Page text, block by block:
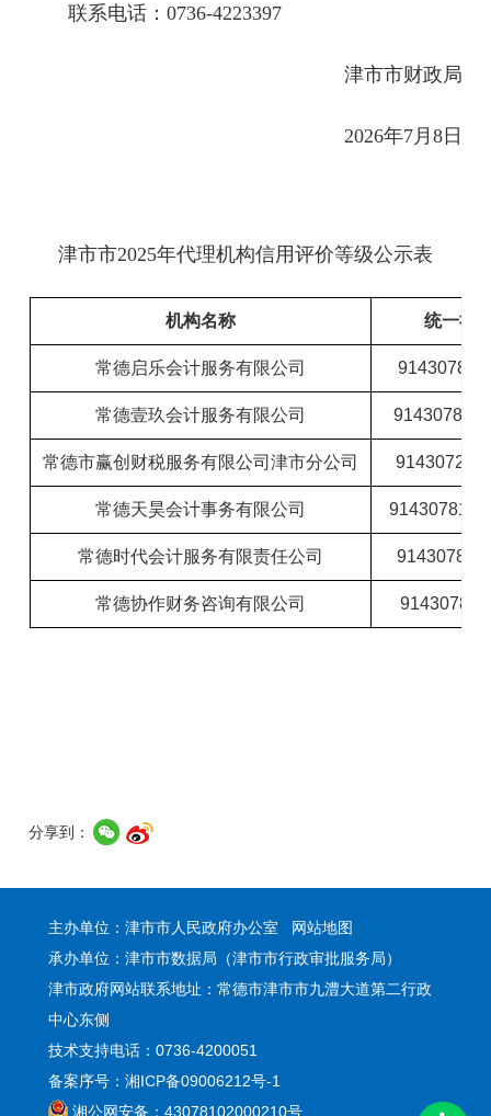
联系电话：0736-4223397
津市市财政局
2026年7月8日
津市市2025年代理机构信用评价等级公示表
机构名称 统一社
常德启乐会计服务有限公司
常德壹玖会计服务有限公司
常德市赢创财税服务有限公司津市分公司
常德天昊会计事务有限公司
常德时代会计服务有限责任公司
常德协作财务咨询有限公司
分享到：
主办单位：津市市人民政府办公室 网站地图
承办单位：津市市数据局（津市市行政审批服务局）
津市政府网站联系地址：常德市津市市九澧大道第二行政
中心东侧
技术支持电话：0736-4200051
备案序号：湘ICP备09006212号-1
湘公网安备：43078102000210号